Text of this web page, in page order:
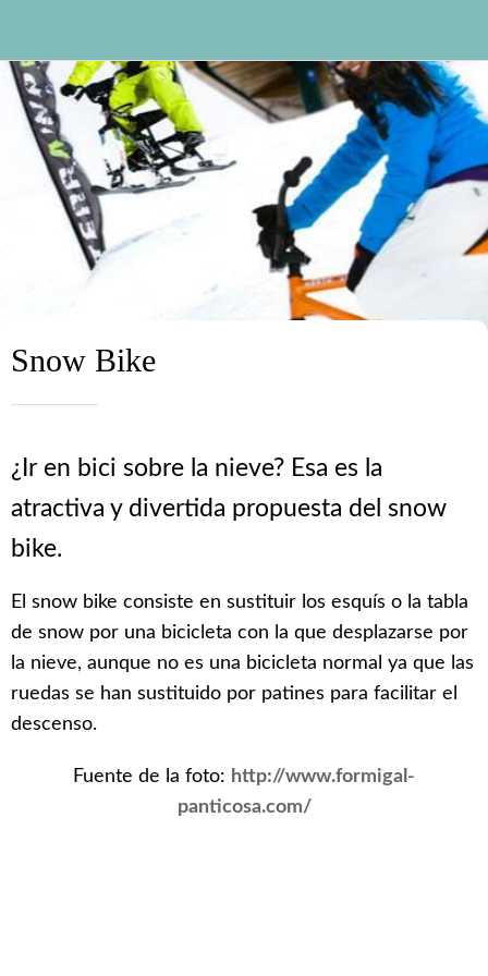
Snow Bike
¿Ir en bici sobre la nieve? Esa es la
atractiva y divertida propuesta del snow
bike.
El snow bike consiste en sustituir los esquís o la tabla
de snow por una bicicleta con la que desplazarse por
la nieve, aunque no es una bicicleta normal ya que las
ruedas se han sustituido por patines para facilitar el
descenso.
Fuente de la foto: http://www.formigal-
panticosa.com/